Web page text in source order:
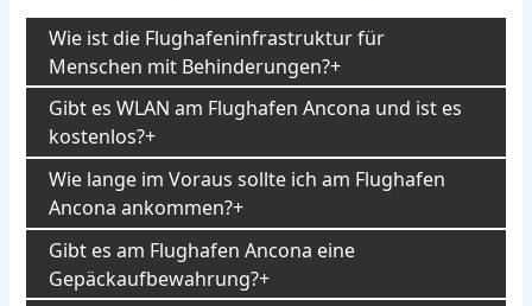
Wie ist die Flughafeninfrastruktur für
Menschen mit Behinderungen?
Gibt es WLAN am Flughafen Ancona und ist es
kostenlos?
Wie lange im Voraus sollte ich am Flughafen
Ancona ankommen?
Gibt es am Flughafen Ancona eine
Gepäckaufbewahrung?